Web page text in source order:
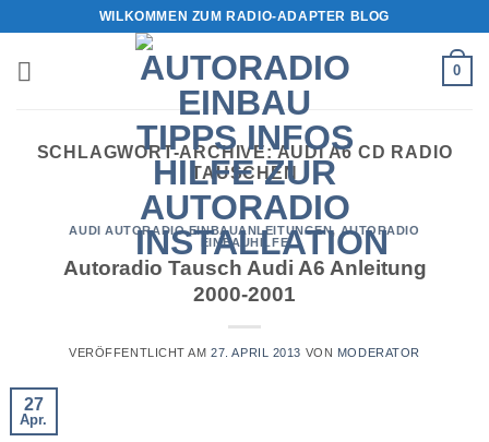
springen
WILKOMMEN ZUM RADIO-ADAPTER BLOG
0
SCHLAGWORT-ARCHIVE:AUDI A6 CD RADIO
TAUSCHEN
AUDI AUTORADIO EINBAUANLEITUNGEN, AUTORADIO
EINBAUHILFE
Autoradio Tausch Audi A6 Anleitung
2000-2001
VERÖFFENTLICHT AM27. APRIL 2013 VON MODERATOR
27
Apr.